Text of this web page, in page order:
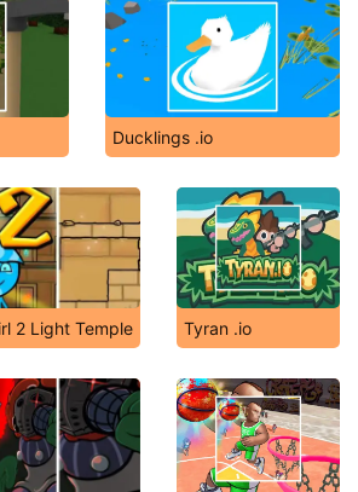
Ducklings .io
2 Light Temple Tyran .io